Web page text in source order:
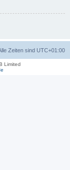
Zeiten sind UTC+01:00
Limited